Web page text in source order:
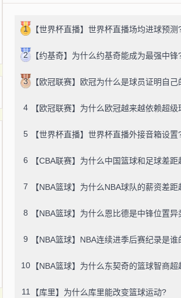
1 【世界杯直播】世界杯直播场均进球预测
2 【约基奇】为什么约基奇能成为最强中锋
3 【欧冠联赛】欧冠为什么是球员证明自己
4 【欧冠联赛】为什么欧冠越来越依赖超级
5 【世界杯直播】世界杯直播外接音箱设置
6 【CBA联赛】为什么中国篮球和足球差
7 【NBA篮球】为什么NBA球队的薪资差
8 【NBA篮球】为什么恩比德是中锋位置异
9 【NBA篮球】NBA连续进季后赛纪录是谁
10 【NBA篮球】为什么东契奇的篮球智商
11 【库里】为什么库里能改变篮球运动?